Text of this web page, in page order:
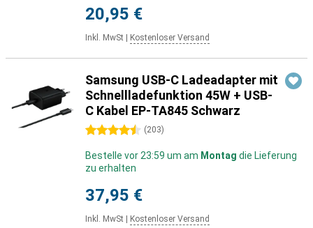
20,95 €
Inkl. MwSt Kostenloser Versand
Samsung USB-C Ladeadapter mit
Schnellladefunktion 45W + USB-
C Kabel EP-TA845 Schwarz
4.5 Sterne (203)
Bestelle vor 23:59 um am Montag die Lieferung
zu erhalten
37,95 €
Inkl. MwSt Kostenloser Versand